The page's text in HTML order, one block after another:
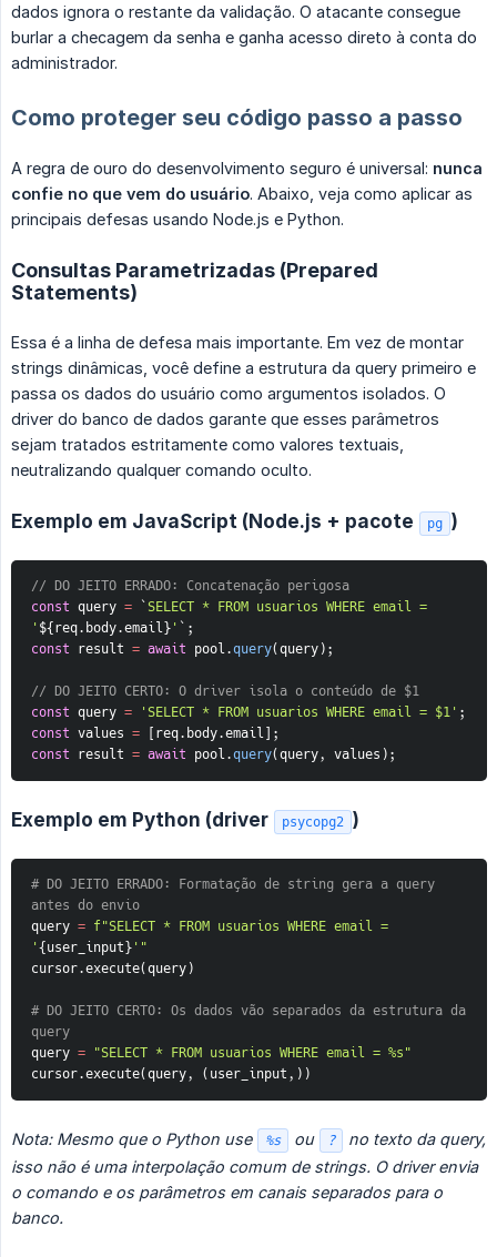
dados ignora o restante da validação. O atacante consegue
burlar a checagem da senha e ganha acesso direto à conta do
administrador.
Como proteger seu código passo a passo
A regra de ouro do desenvolvimento seguro é universal: nunca
confie no que vem do usuário. Abaixo, veja como aplicar as
principais defesas usando Node.js e Python.
Consultas Parametrizadas (Prepared
Statements)
Essa é a linha de defesa mais importante. Em vez de montar
strings dinâmicas, você define a estrutura da query primeiro e
passa os dados do usuário como argumentos isolados. O
driver do banco de dados garante que esses parâmetros
sejam tratados estritamente como valores textuais,
neutralizando qualquer comando oculto.
Exemplo em JavaScript (Node.js + pacote pg )
// DO JEITO ERRADO: Concatenação perigosa
const query = `SELECT * FROM usuarios WHERE email =
' ${req.body.email}' ` ;
const result = await pool.query(query);
// DO JEITO CERTO: O driver isola o conteúdo de $1
const query = 'SELECT * FROM usuarios WHERE email = $1' ;
const values = [req.body.email] ;
const result = await pool.query(query, values );
Exemplo em Python (driver psycopg2 )
# DO JEITO ERRADO: Formatação de string gera a query
antes do envio
query = f"SELECT * FROM usuarios WHERE email =
'{user_input}'"
cursor.execute(query)
# DO JEITO CERTO: Os dados vão separados da estrutura da
query
query = "SELECT * FROM usuarios WHERE email = %s"
cursor.execute(query, (user_input, ) )
Nota: Mesmo que o Python use %s ou ?
no texto da query,
isso não é uma interpolação comum de strings. O driver envia
o comando e os parâmetros em canais separados para o
banco.